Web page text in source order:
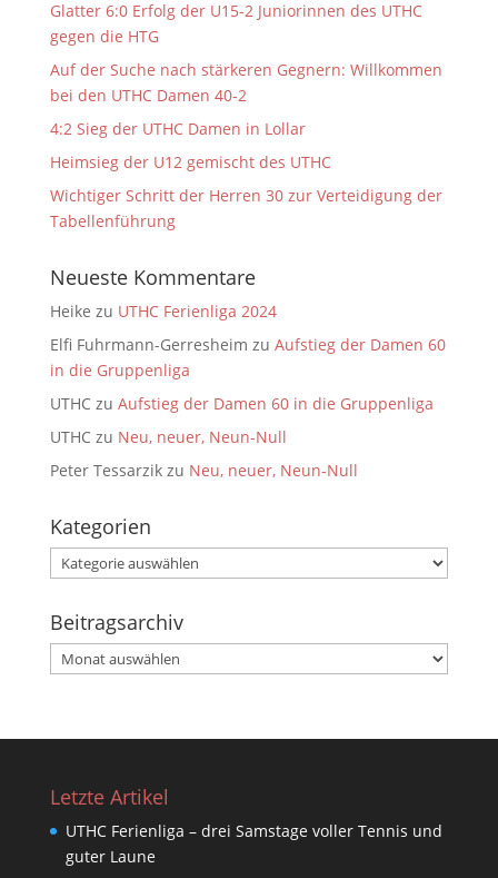
Glatter 6:0 Erfolg der U15-2 Juniorinnen des UTHC
gegen die HTG
Auf der Suche nach stärkeren Gegnern: Willkommen
bei den UTHC Damen 40-2
4:2 Sieg der UTHC Damen in Lollar
Heimsieg der U12 gemischt des UTHC
Wichtiger Schritt der Herren 30 zur Verteidigung der
Tabellenführung
Neueste Kommentare
Heike zu UTHC Ferienliga 2024
Elfi Fuhrmann-Gerresheim zu Aufstieg der Damen 60
in die Gruppenliga
UTHCzu Aufstieg der Damen 60 in die Gruppenliga
UTHCzu Neu, neuer, Neun-Null
Peter Tessarzikzu Neu, neuer, Neun-Null
Kategorien
Kategorien
Beitragsarchiv
Beitragsarchiv
Letzte Artikel
UTHC Ferienliga – drei Samstage voller Tennis und
guter Laune